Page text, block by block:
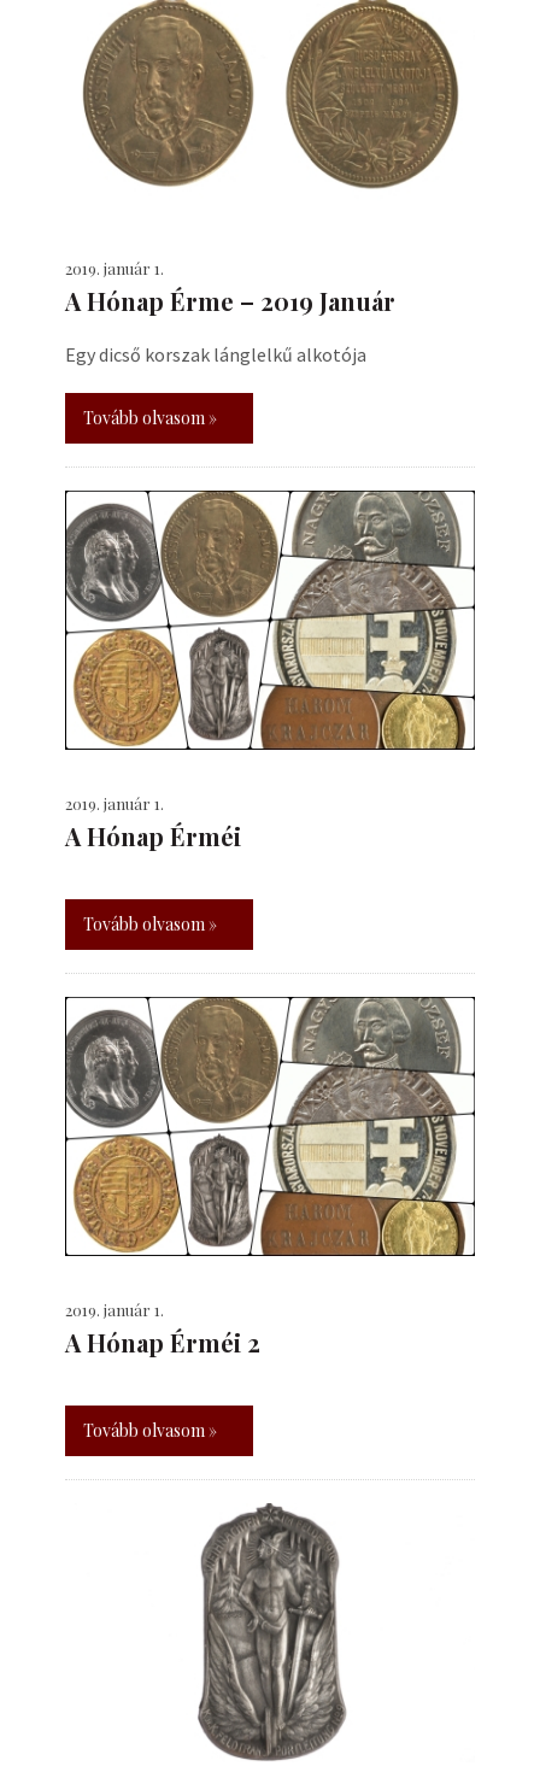
2019. január 1.
A Hónap Érme – 2019 Január
Egy dicső korszak lánglelkű alkotója
Tovább olvasom »
2019. január 1.
A Hónap Érméi
Tovább olvasom »
2019. január 1.
A Hónap Érméi 2
Tovább olvasom »